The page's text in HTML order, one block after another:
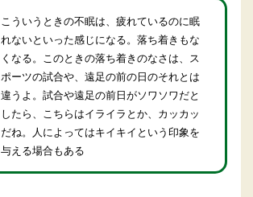
こういうときの不眠は、疲れているのに眠
れないといった感じになる。落ち着きもな
くなる。このときの落ち着きのなさは、ス
ポーツの試合や、遠足の前の日のそれとは
違うよ。試合や遠足の前日がソワソワだと
したら、こちらはイライラとか、カッカッ
だね。人によってはキイキイという印象を
与える場合もある